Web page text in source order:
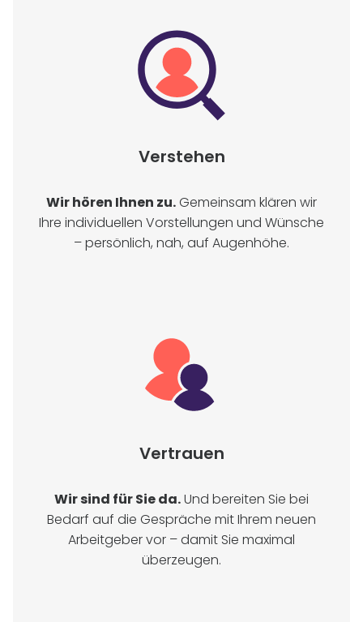
Verstehen
Wir hören Ihnen zu.Gemeinsam klären wir
Ihre individuellen Vorstellungen und Wünsche
– persönlich, nah, auf Augenhöhe.
Vertrauen
Wir sind für Sie da.Und bereiten Sie bei
Bedarf auf die Gespräche mit Ihrem neuen
Arbeitgeber vor – damit Sie maximal
überzeugen.